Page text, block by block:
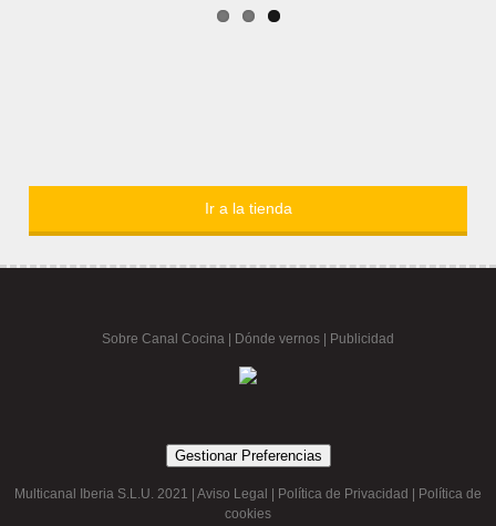
Ir a la tienda
Sobre Canal Cocina Dónde vernos | Publicidad
Gestionar Preferencias
Multicanal Iberia S.L.U. 2021 | Aviso Legal Política de Privacidad
Política de
cookies